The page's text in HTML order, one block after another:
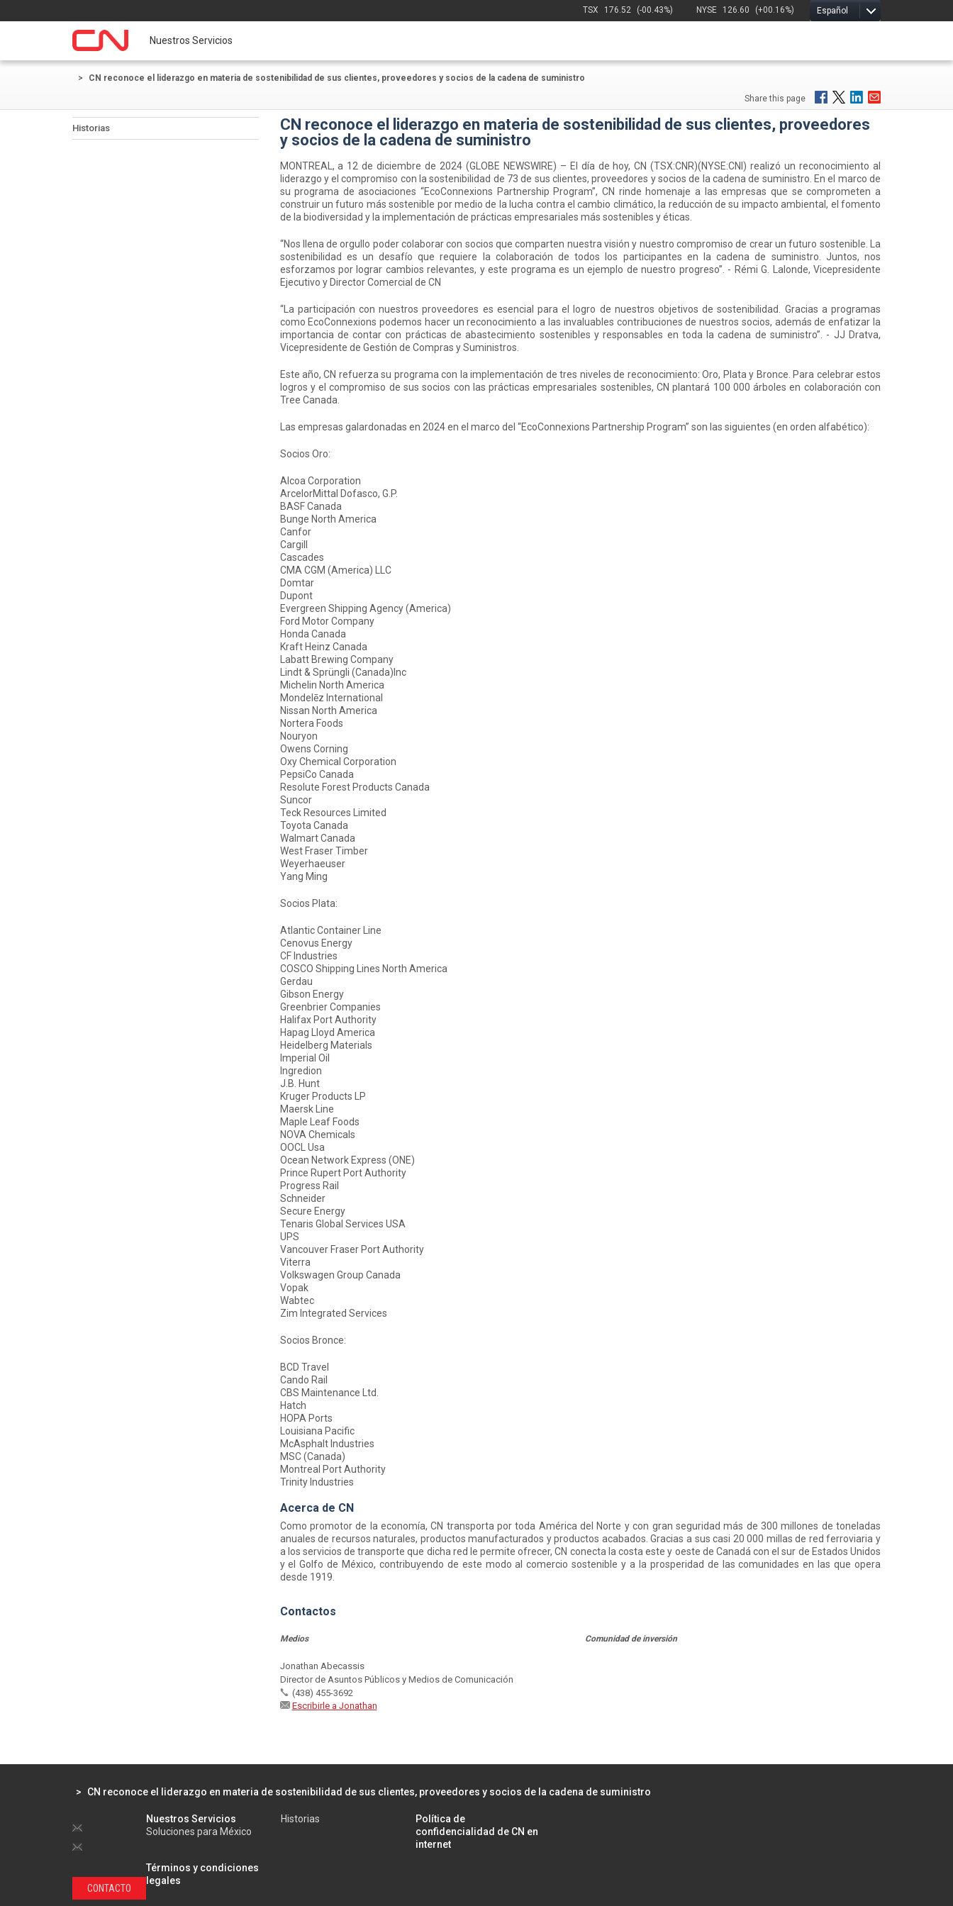
Español
NYSE 126.60 (+00.16%)
TSX 176.52 (-00.43%)
Nuestros Servicios
> CN reconoce el liderazgo en materia de sostenibilidad de sus clientes, proveedores y socios de la cadena de suministro
Share this page
Historias
CN reconoce el liderazgo en materia de sostenibilidad de sus clientes, proveedores
y socios de la cadena de suministro
MONTREAL, a 12 de diciembre de 2024 (GLOBE NEWSWIRE) – El día de hoy, CN (TSX:CNR)(NYSE:CNI) realizó un reconocimiento al
liderazgo y el compromiso con la sostenibilidad de 73 de sus clientes, proveedores y socios de la cadena de suministro. En el marco de
su programa de asociaciones “EcoConnexions Partnership Program”, CN rinde homenaje a las empresas que se comprometen a
construir un futuro más sostenible por medio de la lucha contra el cambio climático, la reducción de su impacto ambiental, el fomento
de la biodiversidad y la implementación de prácticas empresariales más sostenibles y éticas.
“Nos llena de orgullo poder colaborar con socios que comparten nuestra visión y nuestro compromiso de crear un futuro sostenible. La
sostenibilidad es un desafío que requiere la colaboración de todos los participantes en la cadena de suministro. Juntos, nos
esforzamos por lograr cambios relevantes, y este programa es un ejemplo de nuestro progreso”. - Rémi G. Lalonde, Vicepresidente
Ejecutivo y Director Comercial de CN
“La participación con nuestros proveedores es esencial para el logro de nuestros objetivos de sostenibilidad. Gracias a programas
como EcoConnexions podemos hacer un reconocimiento a las invaluables contribuciones de nuestros socios, además de enfatizar la
importancia de contar con prácticas de abastecimiento sostenibles y responsables en toda la cadena de suministro”. - JJ Dratva,
Vicepresidente de Gestión de Compras y Suministros.
Este año, CN refuerza su programa con la implementación de tres niveles de reconocimiento: Oro, Plata y Bronce. Para celebrar estos
logros y el compromiso de sus socios con las prácticas empresariales sostenibles, CN plantará 100 000 árboles en colaboración con
Tree Canada.
Las empresas galardonadas en 2024 en el marco del “EcoConnexions Partnership Program” son las siguientes (en orden alfabético):
Socios Oro:
Alcoa Corporation
ArcelorMittal Dofasco, G.P.
BASF Canada
Bunge North America
Canfor
Cargill
Cascades
CMA CGM (America) LLC
Domtar
Dupont
Evergreen Shipping Agency (America)
Ford Motor Company
Honda Canada
Kraft Heinz Canada
Labatt Brewing Company
Lindt & Sprüngli (Canada)Inc
Michelin North America
Mondelēz International
Nissan North America
Nortera Foods
Nouryon
Owens Corning
Oxy Chemical Corporation
PepsiCo Canada
Resolute Forest Products Canada
Suncor
Teck Resources Limited
Toyota Canada
Walmart Canada
West Fraser Timber
Weyerhaeuser
Yang Ming
Socios Plata:
Atlantic Container Line
Cenovus Energy
CF Industries
COSCO Shipping Lines North America
Gerdau
Gibson Energy
Greenbrier Companies
Halifax Port Authority
Hapag Lloyd America
Heidelberg Materials
Imperial Oil
Ingredion
J.B. Hunt
Kruger Products LP
Maersk Line
Maple Leaf Foods
NOVA Chemicals
OOCL Usa
Ocean Network Express (ONE)
Prince Rupert Port Authority
Progress Rail
Schneider
Secure Energy
Tenaris Global Services USA
UPS
Vancouver Fraser Port Authority
Viterra
Volkswagen Group Canada
Vopak
Wabtec
Zim Integrated Services
Socios Bronce:
BCD Travel
Cando Rail
CBS Maintenance Ltd.
Hatch
HOPA Ports
Louisiana Pacific
McAsphalt Industries
MSC (Canada)
Montreal Port Authority
Trinity Industries
Acerca de CN
Como promotor de la economía, CN transporta por toda América del Norte y con gran seguridad más de 300 millones de toneladas
anuales de recursos naturales, productos manufacturados y productos acabados. Gracias a sus casi 20 000 millas de red ferroviaria y
a los servicios de transporte que dicha red le permite ofrecer, CN conecta la costa este y oeste de Canadá con el sur de Estados Unidos
y el Golfo de México, contribuyendo de este modo al comercio sostenible y a la prosperidad de las comunidades en las que opera
desde 1919.
Contactos
Medios
Jonathan Abecassis
Director de Asuntos Públicos y Medios de Comunicación
(438) 455-3692
Escribirle a Jonathan
Comunidad de inversión
> CN reconoce el liderazgo en materia de sostenibilidad de sus clientes, proveedores y socios de la cadena de suministro
CONTACTO
Nuestros Servicios
Soluciones para México
Historias
Política de
confidencialidad de CN en
internet
Términos y condiciones
legales